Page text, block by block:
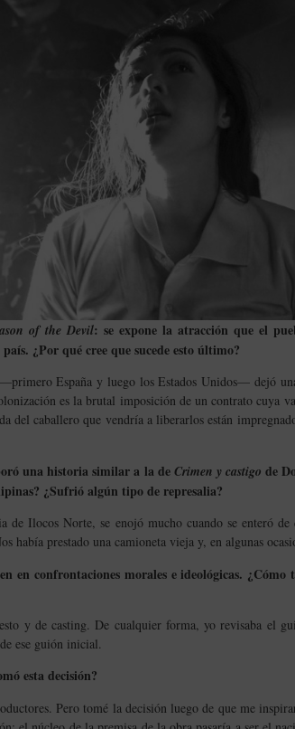
of the Devil: se expone la atracción que el
¿Por qué cree que sucede esto último?
España y luego los Estados Unidos— dejó
es la brutal imposición de un contrato cuya
caballero que vendría a liberarlos están
una historia similar a la de Crimen y castigode
¿Sufrió algún tipo de represalia?
Ilocos Norte, se enojó mucho cuando se enteró
había prestado una camioneta vieja y, en algunas
en confrontaciones morales e ideológicas.
y de casting. De cualquier forma, yo revisaba el
ese guión inicial.
esta decisión?
Pero tomé la decisión luego de que me